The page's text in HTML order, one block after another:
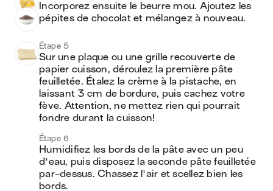
Incorporez ensuite le beurre mou. Ajoutez les
pépites de chocolat et mélangez à nouveau.
Étape 5
Sur une plaque ou une grille recouverte de
papier cuisson, déroulez la première pâte
feuilletée. Étalez la crème à la pistache, en
laissant 3 cm de bordure, puis cachez votre
fève. Attention, ne mettez rien qui pourrait
fondre durant la cuisson!
Étape 6
Humidifiez les bords de la pâte avec un peu
d'eau, puis disposez la seconde pâte feuilletée
par-dessus. Chassez l'air et scellez bien les
bords.